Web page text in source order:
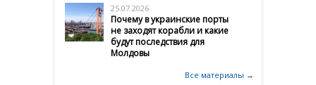
25.07.2026
Почему в украинские порты
не заходят корабли и какие
будут последствия для
Молдовы
Все материалы →